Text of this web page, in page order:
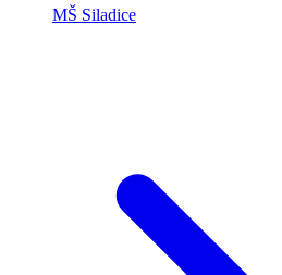
MŠ Siladice